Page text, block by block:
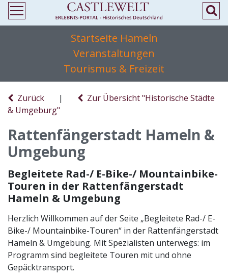
Startseite Hameln
Veranstaltungen
Tourismus & Freizeit
Zurück |
Zur Übersicht "Historische Städte
& Umgeburg"
Rattenfängerstadt Hameln &
Umgebung
Begleitete Rad-/ E-Bike-/ Mountainbike-
Touren in der Rattenfängerstadt
Hameln & Umgebung
Herzlich Willkommen auf der Seite „Begleitete Rad-/ E-
Bike-/ Mountainbike-Touren“ in der Rattenfängerstadt
Hameln & Umgebung. Mit Spezialisten unterwegs: im
Programm sind begleitete Touren mit und ohne
Gepäcktransport.